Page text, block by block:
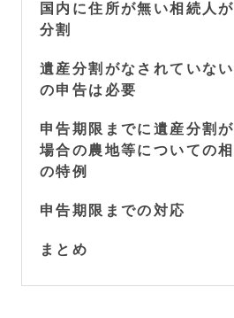
国内に住所が無い相続人
分割
遺産分割がなされていな
の申告は必要
申告期限までに遺産分割
場合の農地等についての
の特例
申告期限までの対応
まとめ